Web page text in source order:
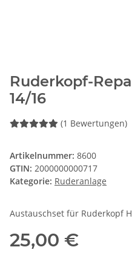
Ruderkopf-
14/16
(1 Bewertungen)
Artikelnummer: 8600
GTIN: 2000000000717
Kategorie: Ruderanlage
Austauschset für Ruderkopf
25,00 €